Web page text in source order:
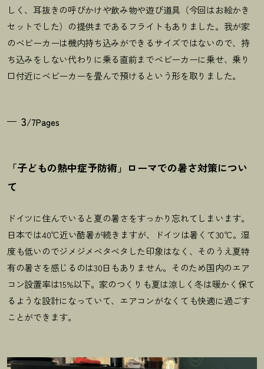
しく、耳抜きの呼びかけや飲み物や遊び道具（今回はお絵かき
セットでした）の提供まであるフライトもありました。我が家
のベビーカーは機内持ち込みができるサイズではないので、持
ち込みをしない代わりに乗る直前までベビーカーに乗せ、乗り
口付近にベビーカーを畳んで預けるという形を取りました。
3/7Pages
「子どもの熱中症予防術」ローマでの暑さ対策につい
て
ドイツに住んでいると夏の暑さをすっかり忘れてしまいます。
日本では40℃近い酷暑が続きますが、ドイツは暑くて30℃。湿
度も低いのでジメジメベタベタした印象はなく、そのうえ夏特
有の暑さを感じるのは30日もありません。そのため国内のエア
コン設置率は15%以下。家のつくりも夏は涼しく冬は暖かく保て
るような設計になっていて、エアコンがなくても快適に過ごす
ことができます。